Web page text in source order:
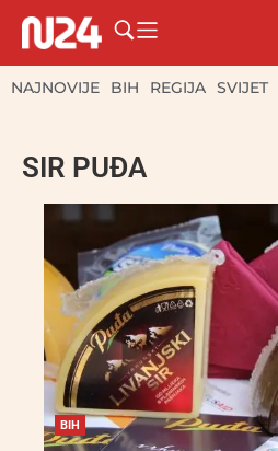
NAJNOVIJE BIH REGIJA SVIJET
SIR PUĐA
BIH